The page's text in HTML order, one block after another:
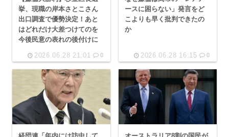
挙、現職の岸本さとこさん
出口調査で優勢決定！あと
はどれだけ大差つけてのを
今後民意の表れの後付けに
2026.06.28 21:01 0
ースに困らない」発言をど
こよりも早く批判できたの
か
2026.06.28 16:15 0